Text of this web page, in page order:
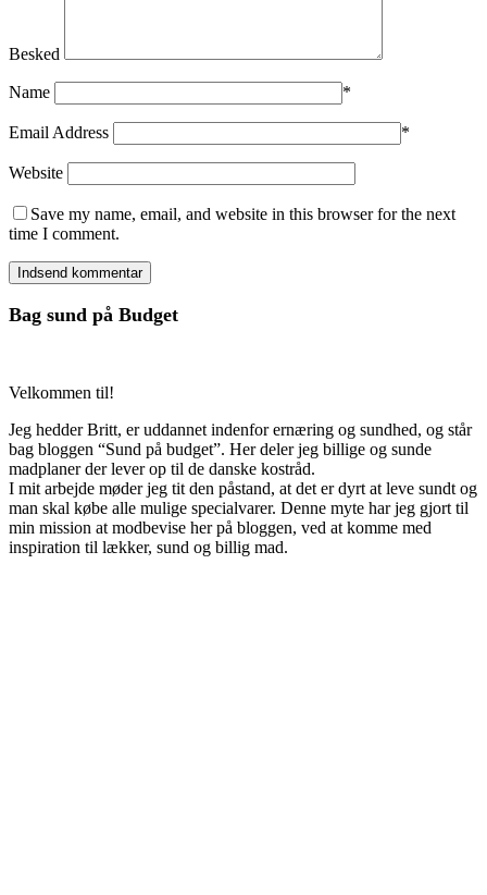
Besked
Name *
Email Address *
Website
Save my name, email, and website in this browser for the next
time I comment.
Bag sund på Budget
Velkommen til!
Jeg hedder Britt, er uddannet indenfor ernæring og sundhed, og står
bag bloggen “Sund på budget”. Her deler jeg billige og sunde
madplaner der lever op til de danske kostråd.
I mit arbejde møder jeg tit den påstand, at det er dyrt at leve sundt og
man skal købe alle mulige specialvarer. Denne myte har jeg gjort til
min mission at modbevise her på bloggen, ved at komme med
inspiration til lækker, sund og billig mad.